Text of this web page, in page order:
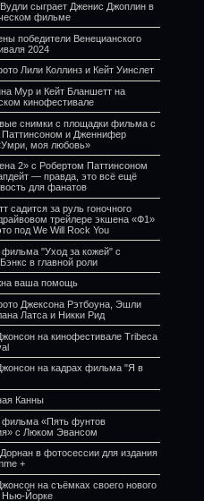
сыграет Дженис Джоплин в
фильме
победители Венецианского
2024
Лили Коллинз и Кейт Уинслет
Мур и Кейт Бланшетт на
кинофестивале
снимки с площадки фильма с
Паттинсоном и Дженнифер
моя любовь»
2» с Робертом Паттинсоном
— правда, это всё ещё
для фанатов
садится за руль гоночного
трейлере экшена «Ф1»
под We Will Rock You
фильма "Уход за кожей" с
в главной роли
ваша помощь
Джексона Рэтбоуна, Эшли
Латса и Никки Рид
на кинофестивале Tribeca
на кадрах фильма "Я в
Канны
фильма «Пять фунтов
с Люком Эвансом
в фотосессии для издания
+
на съёмках своего нового
Йорке